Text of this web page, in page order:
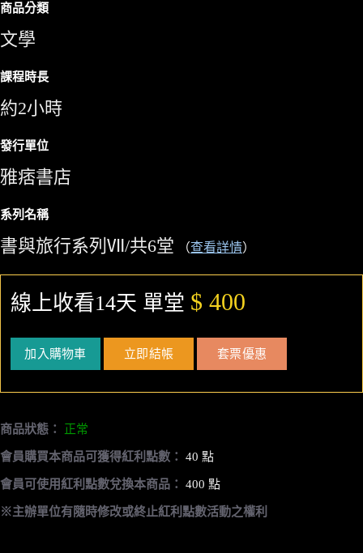
商品分類
文學
課程時長
約2小時
發行單位
雅痞書店
系列名稱
書與旅行系列Ⅶ/共6堂 （查看詳情）
線上收看14天 單堂 $ 400
加入購物車 立即結帳 套票優惠
商品狀態： 正常
會員購買本商品可獲得紅利點數： 40 點
會員可使用紅利點數兌換本商品： 400 點
※主辦單位有隨時修改或終止紅利點數活動之權利